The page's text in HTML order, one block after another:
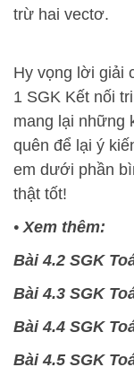
trừ hai vectơ.
Hy vọng lời giải
1 SGK Kết nối
mang lại những
quên để lại ý
em dưới phần
thật tốt!
• Xem thêm:
Bài 4.2 SGK
Bài 4.3 SGK
Bài 4.4 SGK
Bài 4.5 SGK